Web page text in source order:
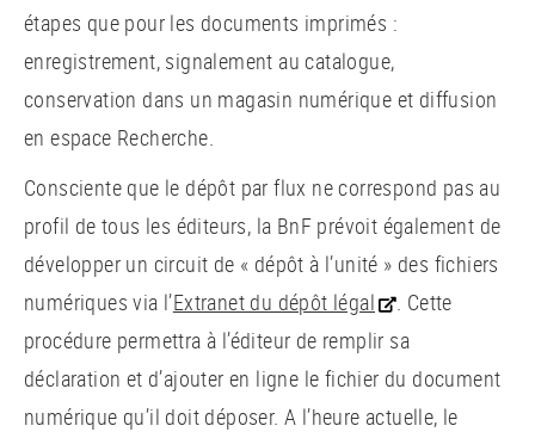
étapes que pour les documents imprimés :
enregistrement, signalement au catalogue,
conservation dans un magasin numérique et diffusion
en espace Recherche.
Consciente que le dépôt par flux ne correspond pas au
profil de tous les éditeurs, la BnF prévoit également de
développer un circuit de « dépôt à l’unité » des fichiers
numériques via l’Extranet du dépôt légal
. Cette
procédure permettra à l’éditeur de remplir sa
déclaration et d’ajouter en ligne le fichier du document
numérique qu’il doit déposer. A l’heure actuelle, le